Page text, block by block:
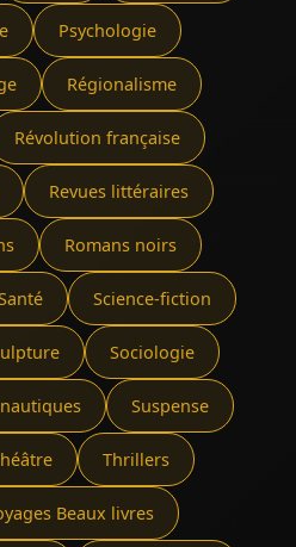
Psychologie
Régionalisme
Révolution française
Revues littéraires
Romans noirs
Science-fiction
Sociologie
Suspense
Thrillers
Beaux livres